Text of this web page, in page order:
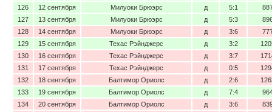
126
12 сентября Милуоки Брюэрс д 5:1
127
13 сентября Милуоки Брюэрс д 5:3
128
14 сентября Милуоки Брюэрс д 3:6
129
15 сентября Техас Рэйнджерс д 3:2
130
16 сентября Техас Рэйнджерс д 3:7
131
17 сентября Техас Рэйнджерс д 0:5
132
18 сентября Балтимор Ориолс д 2:6
133
19 сентября Балтимор Ориолс д 7:4
134
20 сентября Балтимор Ориолс д 3:6